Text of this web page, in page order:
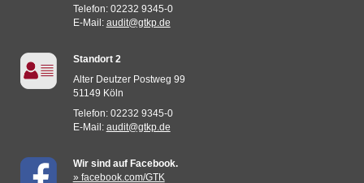
Telefon: 02232 9345-0
E-Mail: audit@gtkp.de
Standort 2
Alter Deutzer Postweg 99
51149 Köln
Telefon: 02232 9345-0
E-Mail: audit@gtkp.de
Wir sind auf Facebook.
» facebook.com/GTK